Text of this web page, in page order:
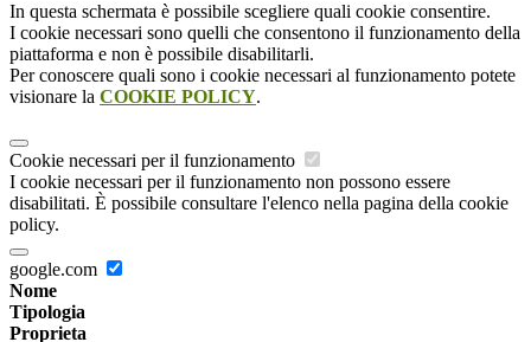
In questa schermata è possibile scegliere quali cookie consentire.
I cookie necessari sono quelli che consentono il funzionamento della
piattaforma e non è possibile disabilitarli.
Per conoscere quali sono i cookie necessari al funzionamento potete
visionare la COOKIE POLICY.
Cookie necessari per il funzionamento
I cookie necessari per il funzionamento non possono essere
disabilitati. È possibile consultare l'elenco nella pagina della cookie
policy.
google.com
Nome
Tipologia
Proprieta